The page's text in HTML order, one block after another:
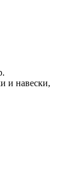
и навески,